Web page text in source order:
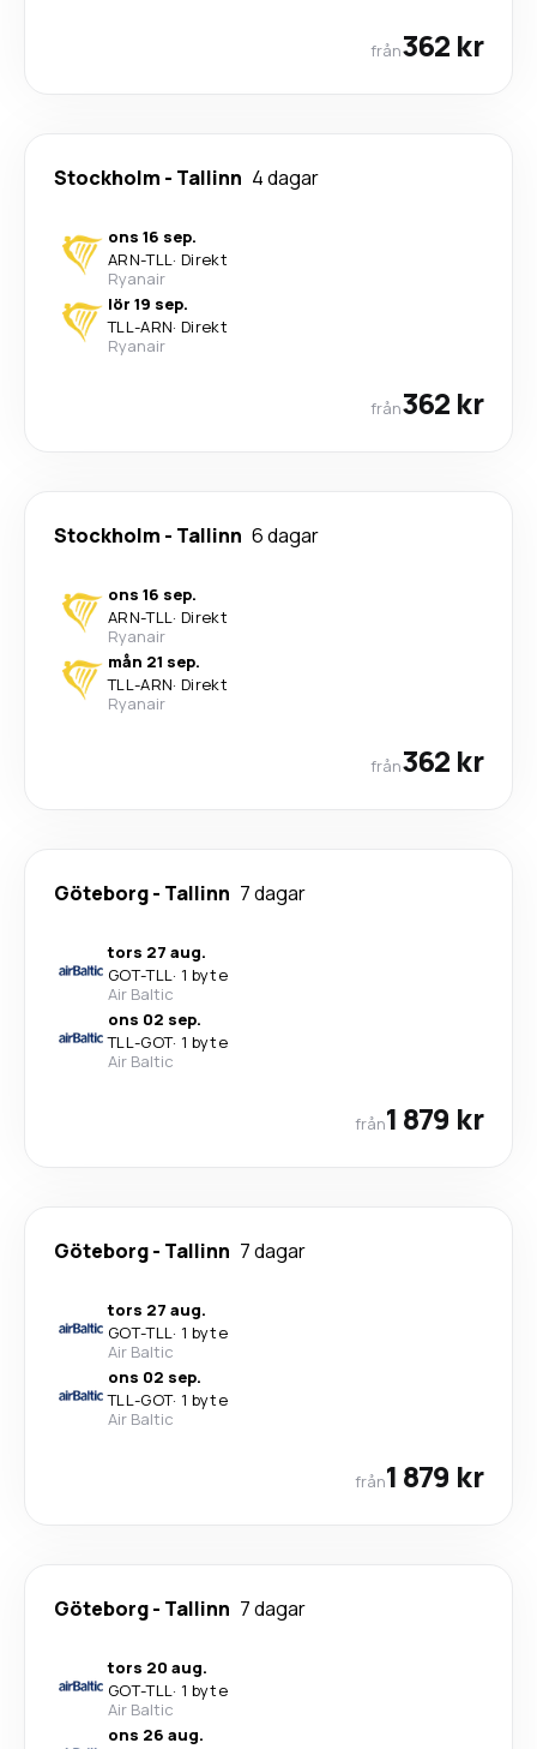
från362 kr
Stockholm - Tallinn 4 dagar
ons 16 sep.
ARN-TLL· Direkt
Ryanair
lör 19 sep.
TLL-ARN· Direkt
Ryanair
från362 kr
Stockholm - Tallinn 6 dagar
ons 16 sep.
ARN-TLL· Direkt
Ryanair
mån 21 sep.
TLL-ARN· Direkt
Ryanair
från362 kr
Göteborg- Tallinn 7 dagar
tors 27 aug.
GOT-TLL· 1 byte
Air Baltic
ons 02 sep.
TLL-GOT· 1 byte
Air Baltic
från1 879 kr
Göteborg- Tallinn 7 dagar
tors 27 aug.
GOT-TLL· 1 byte
Air Baltic
ons 02 sep.
TLL-GOT· 1 byte
Air Baltic
från1 879 kr
Göteborg- Tallinn 7 dagar
tors 20 aug.
GOT-TLL· 1 byte
Air Baltic
ons 26 aug.